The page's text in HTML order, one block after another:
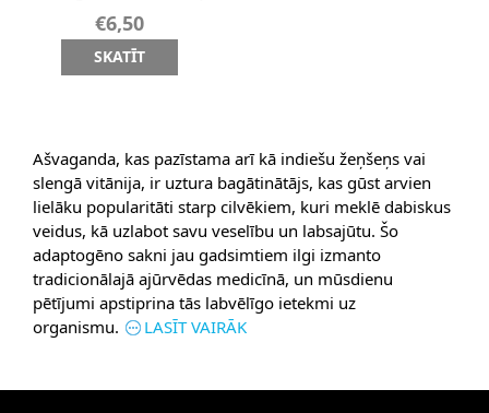
€6,50
SKATĪT
Ašvaganda, kas pazīstama arī kā indiešu žeņšeņs vai
slengā vitānija, ir uztura bagātinātājs, kas gūst arvien
lielāku popularitāti starp cilvēkiem, kuri meklē dabiskus
veidus, kā uzlabot savu veselību un labsajūtu. Šo
adaptogēno sakni jau gadsimtiem ilgi izmanto
tradicionālajā ajūrvēdas medicīnā, un mūsdienu
pētījumi apstiprina tās labvēlīgo ietekmi uz
organismu.
LASĪT VAIRĀK